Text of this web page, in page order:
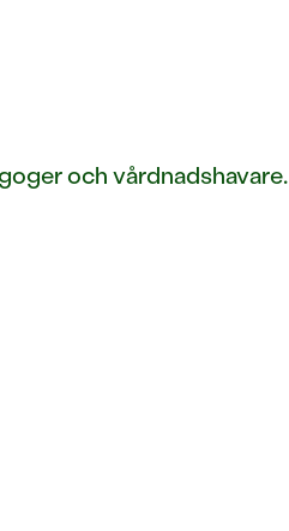
och vårdnadshavare.